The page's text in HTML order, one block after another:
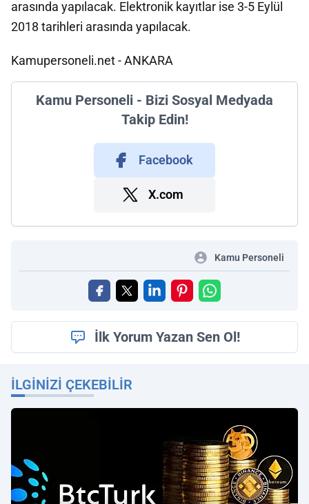
arasında yapılacak. Elektronik kayıtlar ise 3-5 Eylül
2018 tarihleri arasında yapılacak.
Kamupersoneli.net - ANKARA
Kamu Personeli - Bizi Sosyal Medyada
Takip Edin!
Facebook
X.com
Kamu Personeli
İlk Yorum Yazan Sen Ol!
İLGINIZI ÇEKEBILIR